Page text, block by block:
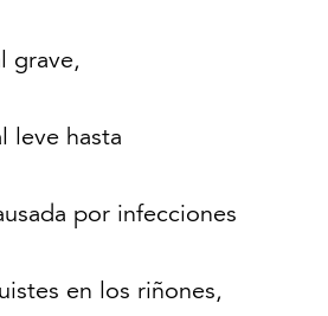
grave,
leve hasta
por infecciones
en los riñones,